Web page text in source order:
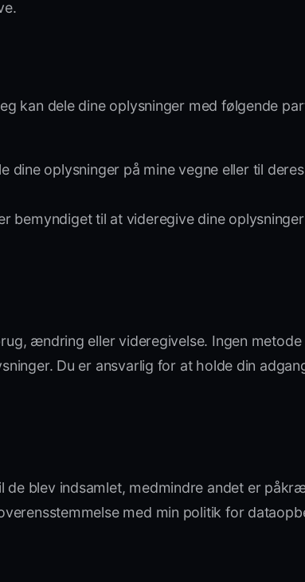
kan dele dine oplysninger med følgende
oplysninger på mine vegne eller til
bemyndiget til at videregive dine
ændring eller videregivelse. Ingen metode
Du er ansvarlig for at holde din
blev indsamlet, medmindre andet er
med min politik for